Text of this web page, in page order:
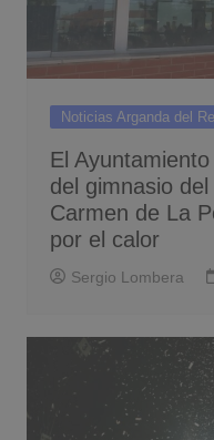
Noticias Arganda del
El
del gimnasio
Carmen de La
por el calor
Sergio Lombera